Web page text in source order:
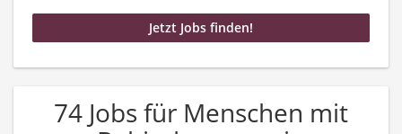
74 Jobs für Menschen mit